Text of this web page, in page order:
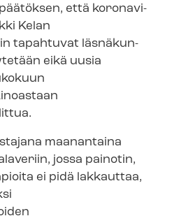
että ko­ro­na­vi­
Kelan
tapahtuvat läs­nä­kun­
eikä uusia
maanantaina
jossa painotin,
ei pidä lakkauttaa,